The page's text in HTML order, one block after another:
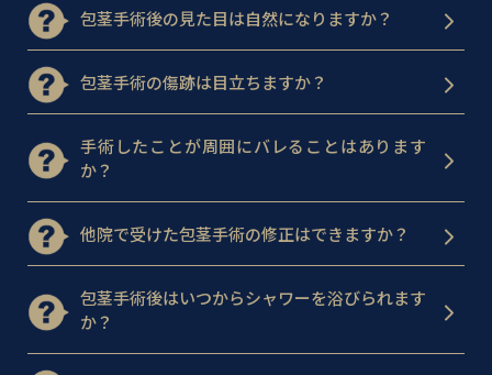
包茎手術後の見た目は自然になりますか？
包茎手術の傷跡は目立ちますか？
手術したことが周囲にバレることはあります
か？
他院で受けた包茎手術の修正はできますか？
包茎手術後はいつからシャワーを浴びられます
か？